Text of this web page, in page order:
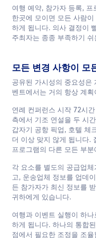
여행 예약, 참가자 등록,
한곳에 모이면 모든 사람
하게 됩니다. 의사 결정이
주최자는 종종 부족하기
모든 변경 사항이 모
공유된 가시성의 중요성은
벤트에서는 거의 항상 계획
연례 컨퍼런스 시작 72시
측에서 기조 연설을 두 시
갑자기 공항 픽업, 호텔 체
더 이상 맞지 않게 됩니다.
프로그램의 다른 모든 부
각 요소를 별도의 공급업
고, 운송업체 정보를 업데
든 참가자가 최신 정보를
귀하에게 있습니다.
여행과 이벤트 실행이 하
하게 됩니다. 하나의 통합
점에서 필요한 조정을 조